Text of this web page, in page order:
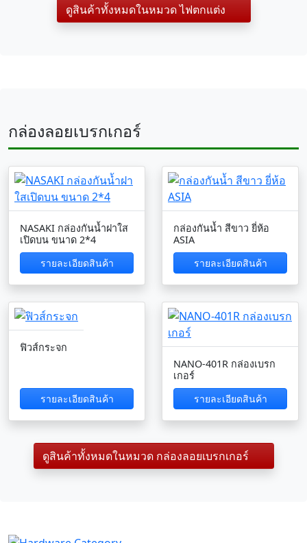
ดูสินค้าทั้งหมดในหมวด ไฟตกแต่ง
กล่องลอยเบรกเกอร์
NASAKI กล่องกันน้ำฝาใส
เปิดบน ขนาด 2*4
รายละเอียดสินค้า
กล่องกันน้ำ สีขาว ยี่ห้อ
ASIA
รายละเอียดสินค้า
ฟิวส์กระจก
รายละเอียดสินค้า
NANO-401R กล่องเบรก
เกอร์
รายละเอียดสินค้า
ดูสินค้าทั้งหมดในหมวด กล่องลอยเบรกเกอร์